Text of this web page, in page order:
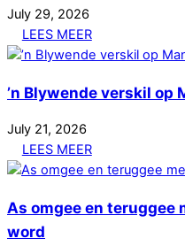
July 29, 2026
LEES MEER
’n Blywende verskil op
July 21, 2026
LEES MEER
As omgee en teruggee
word